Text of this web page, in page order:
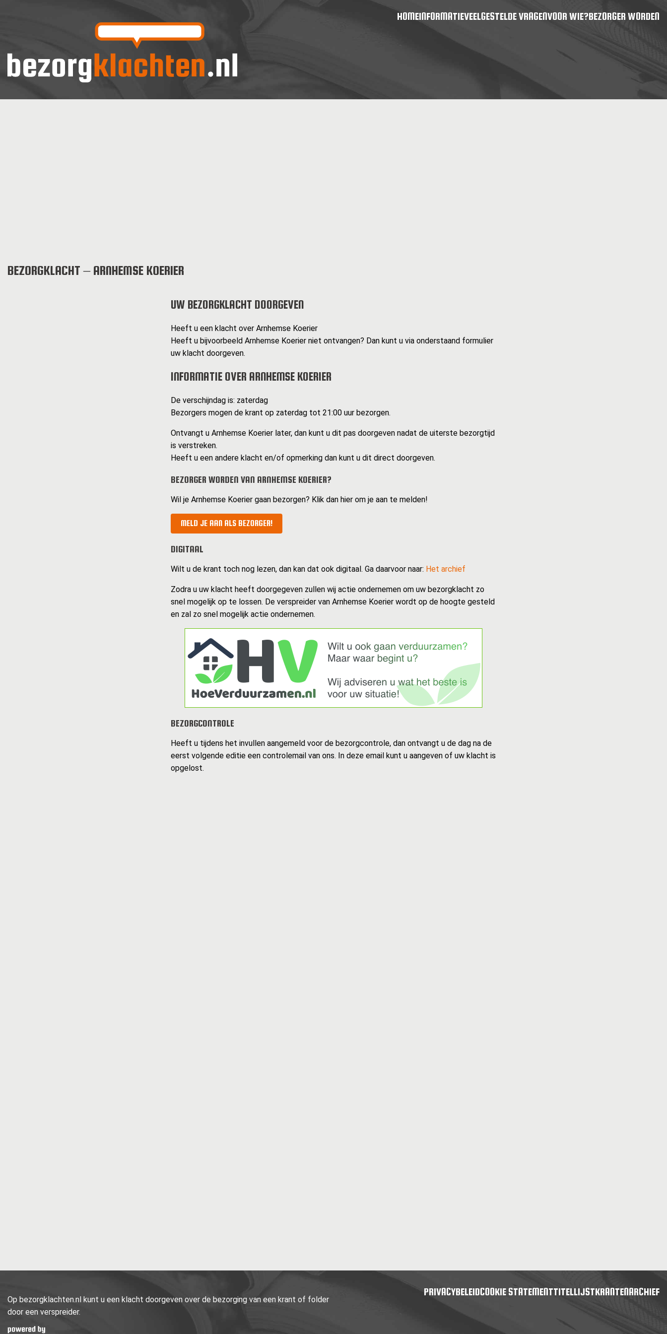
HOMEINFORMATIEVEELGESTELDE VRAGENVOOR WIE?BEZORGER WORDEN
BEZORGKLACHT – ARNHEMSE KOERIER
UW BEZORGKLACHT DOORGEVEN
Heeft u een klacht over Arnhemse Koerier
Heeft u bijvoorbeeld Arnhemse Koerier niet ontvangen? Dan kunt u via onderstaand formulier
uw klacht doorgeven.
INFORMATIE OVER ARNHEMSE KOERIER
De verschijndag is: zaterdag
Bezorgers mogen de krant op zaterdag tot 21:00 uur bezorgen.
Ontvangt u Arnhemse Koerier later, dan kunt u dit pas doorgeven nadat de uiterste bezorgtijd
is verstreken.
Heeft u een andere klacht en/of opmerking dan kunt u dit direct doorgeven.
BEZORGER WORDEN VAN ARNHEMSE KOERIER?
Wil je Arnhemse Koerier gaan bezorgen? Klik dan hier om je aan te melden!
MELD JE AAN ALS BEZORGER!
DIGITAAL
Wilt u de krant toch nog lezen, dan kan dat ook digitaal. Ga daarvoor naar: Het archief
Zodra u uw klacht heeft doorgegeven zullen wij actie ondernemen om uw bezorgklacht zo
snel mogelijk op te lossen. De verspreider van Arnhemse Koerier wordt op de hoogte gesteld
en zal zo snel mogelijk actie ondernemen.
BEZORGCONTROLE
Heeft u tijdens het invullen aangemeld voor de bezorgcontrole, dan ontvangt u de dag na de
eerst volgende editie een controlemail van ons. In deze email kunt u aangeven of uw klacht is
opgelost.
Op bezorgklachten.nl kunt u een klacht doorgeven over de bezorging van een krant of folder
door een verspreider.
PRIVACYBELEIDCOOKIE STATEMENTTITELLIJSTKRANTENARCHIEF